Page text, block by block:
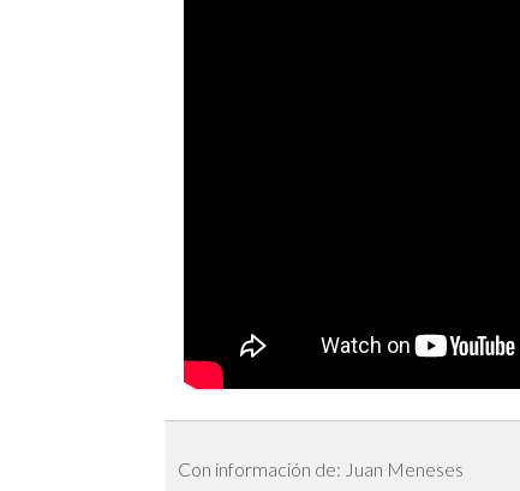
Con información de: Juan Meneses